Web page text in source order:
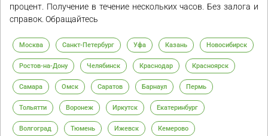
процент. Получение в течение нескольких часов. Без залога и
справок. Обращайтесь
Москва Санкт-Петербург Уфа Казань Новосибирск
Ростов-на-Дону Челябинск Краснодар Красноярск
Самара Омск Саратов Барнаул Пермь
Тольятти Воронеж Иркутск Екатеринбург
Волгоград Тюмень Ижевск Кемерово